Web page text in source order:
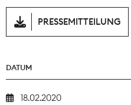
PRESSEMITTEILUNG
DATUM
18.02.2020